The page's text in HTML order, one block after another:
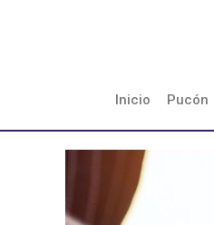
Inicio Pucón